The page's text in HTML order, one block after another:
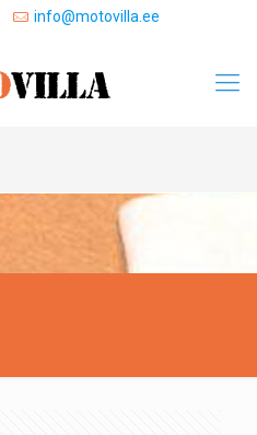
info@motovilla.ee